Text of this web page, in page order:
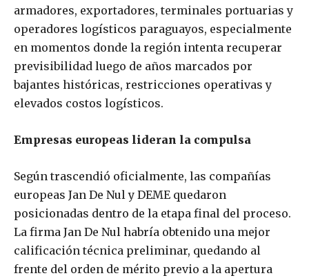
armadores, exportadores, terminales portuarias y
operadores logísticos paraguayos, especialmente
en momentos donde la región intenta recuperar
previsibilidad luego de años marcados por
bajantes históricas, restricciones operativas y
elevados costos logísticos.
Empresas europeas lideran la compulsa
Según trascendió oficialmente, las compañías
europeas Jan De Nul y DEME quedaron
posicionadas dentro de la etapa final del proceso.
La firma Jan De Nul habría obtenido una mejor
calificación técnica preliminar, quedando al
frente del orden de mérito previo a la apertura